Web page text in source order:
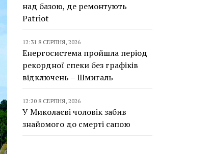
над базою, де ремонтують
Patriot
12:31 8 СЕРПНЯ, 2026
Енергосистема пройшла період
рекордної спеки без графіків
відключень – Шмигаль
12:20 8 СЕРПНЯ, 2026
У Миколаєві чоловік забив
знайомого до смерті сапою